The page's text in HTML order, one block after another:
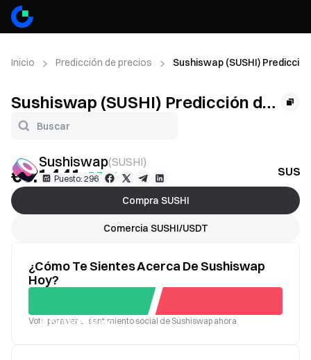
Inicio Predicción de precios Sushiswap (SUSHI)
Sushiswap (SUSHI) Predicción de
precios
Sushiswap(SUSHI)
Puesto: 296
€0.1441+7.78%
Compra SUSHI
Comercia SUSHI/USDT
¿Cómo Te Sientes Acerca De Sushiswap
Hoy?
Bueno Malo
Vota para ver el sentimiento social de Sushiswap ahora